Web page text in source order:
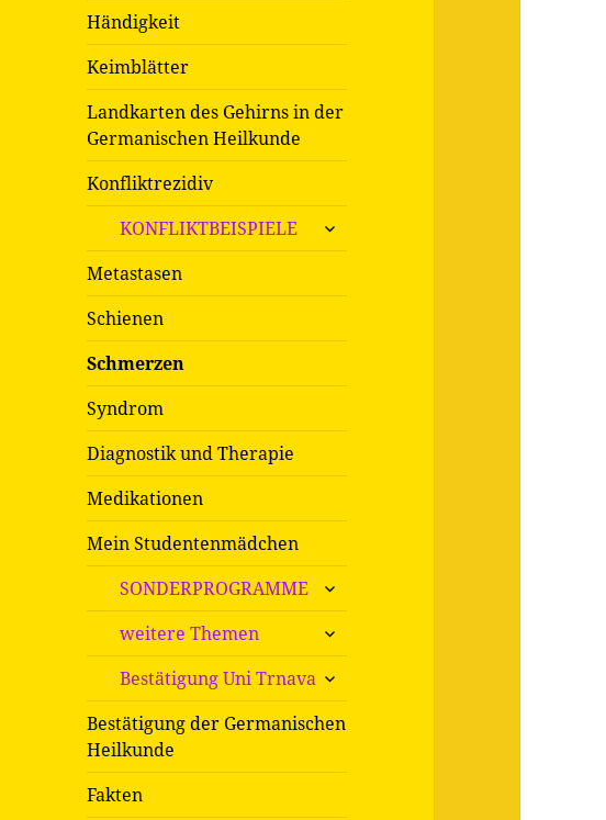
Händigkeit
Keimblätter
Landkarten des Gehirns in der
Germanischen Heilkunde
Konfliktrezidiv
KONFLIKTBEISPIELE
untermenü
öffnen
Metastasen
Schienen
Schmerzen
Syndrom
Diagnostik und Therapie
Medikationen
Mein Studentenmädchen
SONDERPROGRAMME
untermenü
öffnen
weitere Themen
untermenü
öffnen
Bestätigung Uni Trnavauntermenü
öffnen
Bestätigung der Germanischen
Heilkunde
Fakten